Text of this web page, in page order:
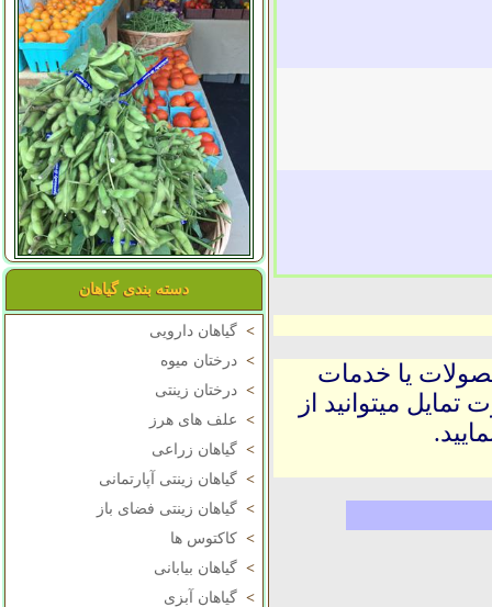
دسته بندی گیاهان
> گیاهان دارویی
> درختان میوه
> درختان زینتی
> علف های هرز
> گیاهان زراعی
> گیاهان زینتی آپارتمانی
> گیاهان زینتی فضای باز
> کاکتوس ها
> گیاهان بیابانی
> گیاهان آبزی
یا خدمات
میتوانید از